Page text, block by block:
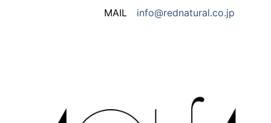
MAIL info@rednatural.co.jp